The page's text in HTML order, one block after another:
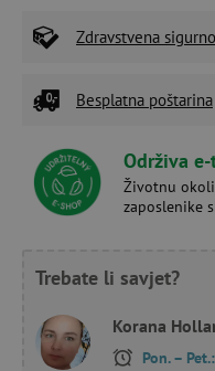
Zdravstvena
Besplatna poštarina
Održiva
Životnu
zaposlenike
Trebate li savjet?
Korana
Pon. –